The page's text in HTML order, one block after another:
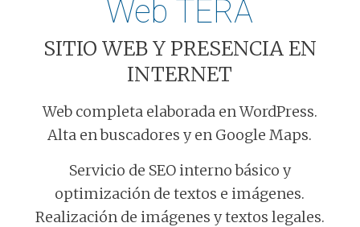
Web TERA
SITIO WEB Y PRESENCIA EN
INTERNET
Web completa elaborada en WordPress.
Alta en buscadores y en Google Maps.
Servicio de SEO interno básico y
optimización de textos e imágenes.
Realización de imágenes y textos legales.